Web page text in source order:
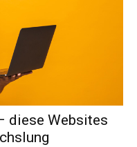
diese Websites